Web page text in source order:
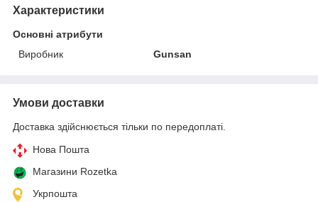
Характеристики
Основні атрибути
Виробник
Gunsan
Умови доставки
Доставка здійснюється тільки по передоплаті.
Нова Пошта
Магазини Rozetka
Укрпошта